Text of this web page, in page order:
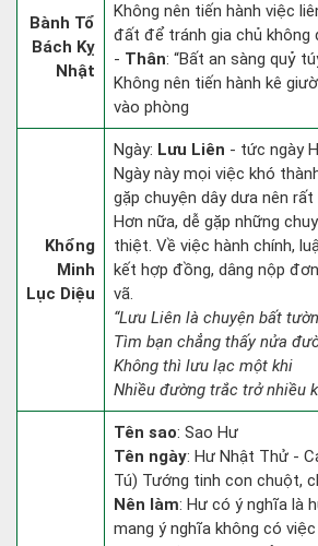
Bành Tổ
Bách Kỵ
Nhật
Không nên tiến hành việc
đất để tránh gia chủ không
- Thân: “Bất an sàng quỷ
Không nên tiến hành kê
vào phòng
Khổng
Minh
Lục Diệu
Ngày: Lưu Liên - tức ngày
Ngày này mọi việc khó
gặp chuyện dây dưa nên
Hơn nữa, dễ gặp những
thiệt. Về việc hành chính,
kết hợp đồng, dâng nộp
vã.
“Lưu Liên là chuyện bất
Tìm bạn chẳng thấy nửa
Không thì lưu lạc một khi
Nhiều đường trắc trở nhiều
Tên sao: Sao Hư
Tên ngày: Hư Nhật Thử -
Tú) Tướng tinh con chuột,
Nên làm: Hư có ý nghĩa là
mang ý nghĩa không có